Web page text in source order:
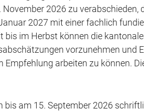
2026 zu
2027 mit einer fachlich
im Herbst können die
vorzunehmen und
arbeiten zu können.
am 15. September 2026